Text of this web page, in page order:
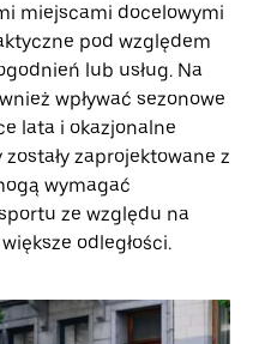
miejscami docelowymi
pod względem
lub usług. Na
wpływać sezonowe
lata i okazjonalne
zaprojektowane z
wymagać
ze względu na
odległości.